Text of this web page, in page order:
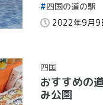
四国の道の駅
2022年9月9
四国
おすすめの
み公園